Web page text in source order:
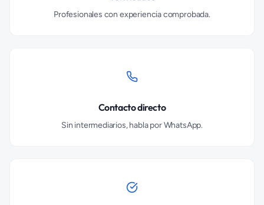
Profesionales con experiencia comprobada.
Contacto directo
Sin intermediarios, habla por WhatsApp.